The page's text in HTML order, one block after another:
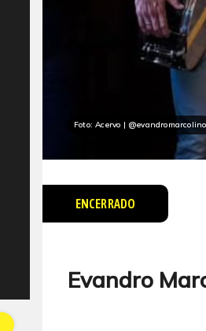
Foto: Acervo | @evandromarcolino
ENCERRADO
Evandro